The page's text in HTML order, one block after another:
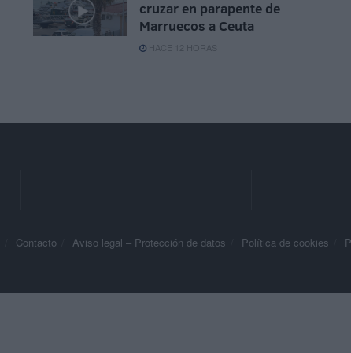
cruzar en parapente de
Marruecos a Ceuta
HACE 12 HORAS
Contacto Aviso legal – Protección de datos Política de cookies